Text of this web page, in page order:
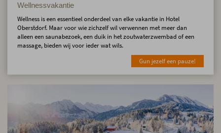
Wellnessvakantie
Wellness is een essentieel onderdeel van elke vakantie in Hotel
Oberstdorf. Maar voor wie zichzelf wil verwennen met meer dan
alleen een saunabezoek, een duik in het zoutwaterzwembad of een
massage, bieden wij voor ieder wat wils.
Gun jezelf een pauze!